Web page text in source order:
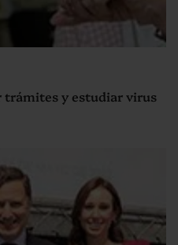
trámites y estudiar virus